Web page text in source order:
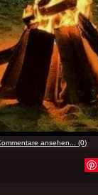
ansehen... (0)